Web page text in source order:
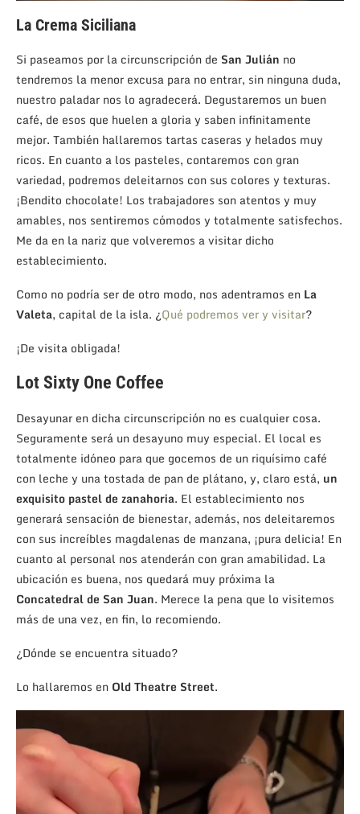
La Crema Siciliana
Si paseamos por la circunscripción de San Julián no
tendremos la menor excusa para no entrar, sin ninguna duda,
nuestro paladar nos lo agradecerá. Degustaremos un buen
café, de esos que huelen a gloria y saben infinitamente
mejor. También hallaremos tartas caseras y helados muy
ricos. En cuanto a los pasteles, contaremos con gran
variedad, podremos deleitarnos con sus colores y texturas.
¡Bendito chocolate! Los trabajadores son atentos y muy
amables, nos sentiremos cómodos y totalmente satisfechos.
Me da en la nariz que volveremos a visitar dicho
establecimiento.
Como no podría ser de otro modo, nos adentramos en La
Valeta, capital de la isla. ¿Qué podremos ver y visitar?
¡De visita obligada!
Lot Sixty One Coffee
Desayunar en dicha circunscripción no es cualquier cosa.
Seguramente será un desayuno muy especial. El local es
totalmente idóneo para que gocemos de un riquísimo café
con leche y una tostada de pan de plátano, y, claro está, un
exquisito pastel de zanahoria. El establecimiento nos
generará sensación de bienestar, además, nos deleitaremos
con sus increíbles magdalenas de manzana, ¡pura delicia! En
cuanto al personal nos atenderán con gran amabilidad. La
ubicación es buena, nos quedará muy próxima la
Concatedral de San Juan. Merece la pena que lo visitemos
más de una vez, en fin, lo recomiendo.
¿Dónde se encuentra situado?
Lo hallaremos en Old Theatre Street.
de
vídeo